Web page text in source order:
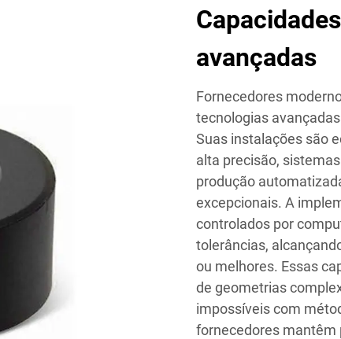
avançadas
Fornecedores
tecnologias
Suas instalações são
alta precisão,
produção
excepcionais. A
controlados por
tolerâncias,
ou melhores. Essas
de geometrias
impossíveis com
fornecedores mantêm